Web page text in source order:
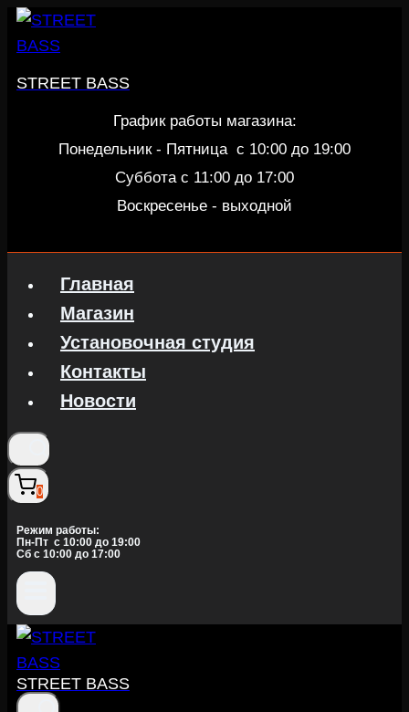
Перейти
STREET BASS
График работы магазина:
Понедельник - Пятница c 10:00 до 19:00
Суббота с 11:00 до 17:00
Воскресенье - выходной
Главная
Магазин
Установочная студия
Контакты
Новости
0
Режим работы:
Пн-Пт c 10:00 до 19:00
Сб с 10:00 до 17:00
STREET BASS